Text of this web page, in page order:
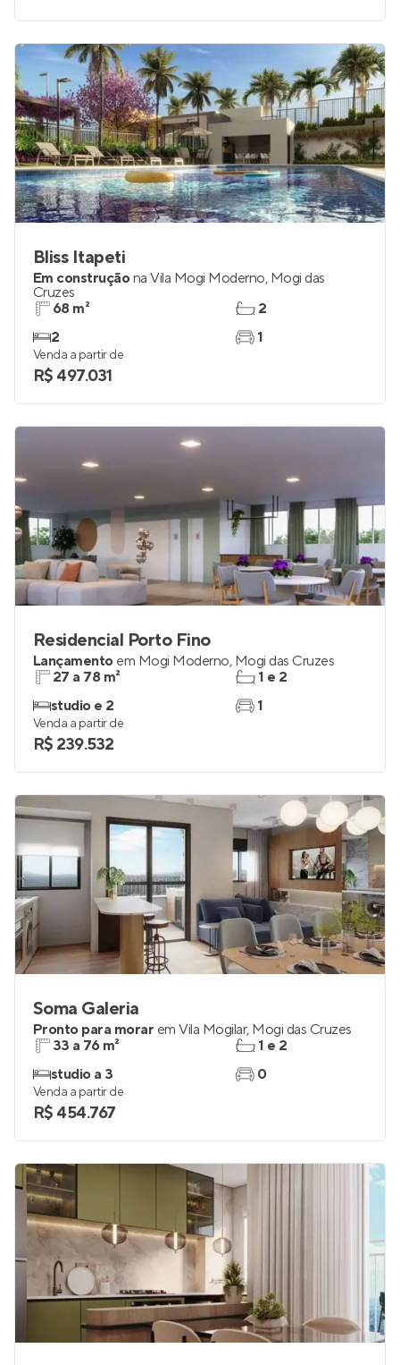
Bliss Itapeti
Em construçãona Vila Mogi Moderno, Mogi das
Cruzes
68 m²
2
2
1
Venda a partir de
R$ 497.031
Residencial Porto Fino
Lançamento em Mogi Moderno, Mogi das Cruzes
27 a 78 m²
studio e 2
1 e 2
1
Venda a partir de
R$ 239.532
Soma Galeria
Pronto para morar em Vila Mogilar, Mogi das Cruzes
33 a 76 m²
studio a 3
1 e 2
0
Venda a partir de
R$ 454.767